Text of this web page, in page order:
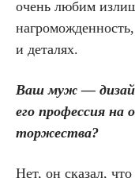
очень любим
и деталях.
Ваш муж —
его профессия на
торжества?
Нет, он сказал,